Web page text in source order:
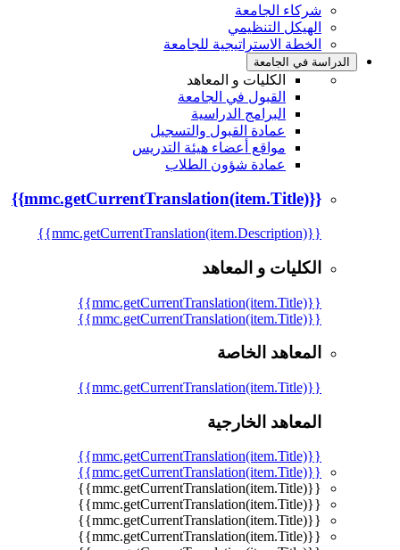
شركاء الجامعة
الهيكل التنظيمي
الخطة الاستراتيجية للجامعة
الدراسة في الجامعة
الكليات و المعاهد
القبول في الجامعة
البرامج الدراسية
عمادة القبول والتسجيل
مواقع أعضاء هيئة التدريس
عمادة شؤون الطلاب
{{mmc.getCurrentTranslation(item.Title)}}
{{mmc.getCurrentTranslation(item.Description)}}
الكليات و المعاهد
{{mmc.getCurrentTranslation(item.Title)}}
{{mmc.getCurrentTranslation(item.Title)}}
المعاهد الخاصة
{{mmc.getCurrentTranslation(item.Title)}}
المعاهد الخارجية
{{mmc.getCurrentTranslation(item.Title)}}
{{mmc.getCurrentTranslation(item.Title)}}
{{mmc.getCurrentTranslation(item.Title)}}
{{mmc.getCurrentTranslation(item.Title)}}
{{mmc.getCurrentTranslation(item.Title)}}
{{mmc.getCurrentTranslation(item.Title)}}